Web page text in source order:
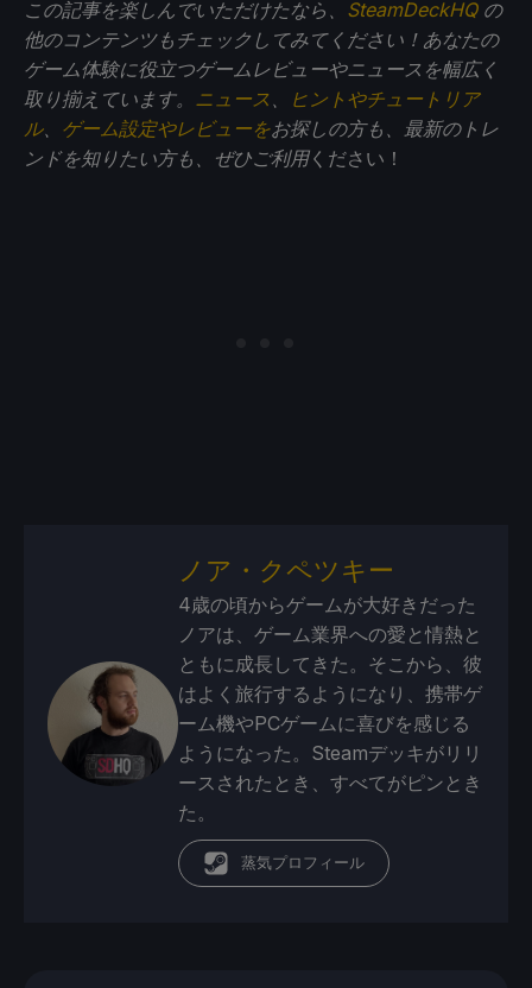
この記事を楽しんでいただけたなら、 SteamDeckHQの
他のコンテンツもチェックしてみてください！あなたの
ゲーム体験に役立つゲームレビューやニュースを幅広く
取り揃えています。 ニュース 、
ヒントやチュートリア
ル、 ゲーム設定やレビューをお探しの方も、最新のトレ
ンドを知りたい方も、ぜひご利用ください！
ノア・クペツキー
4歳の頃からゲームが大好きだった
ノアは、ゲーム業界への愛と情熱と
ともに成長してきた。そこから、彼
はよく旅行するようになり、携帯ゲ
ーム機やPCゲームに喜びを感じる
ようになった。Steamデッキがリリ
ースされたとき、すべてがピンとき
た。
蒸気プロフィール